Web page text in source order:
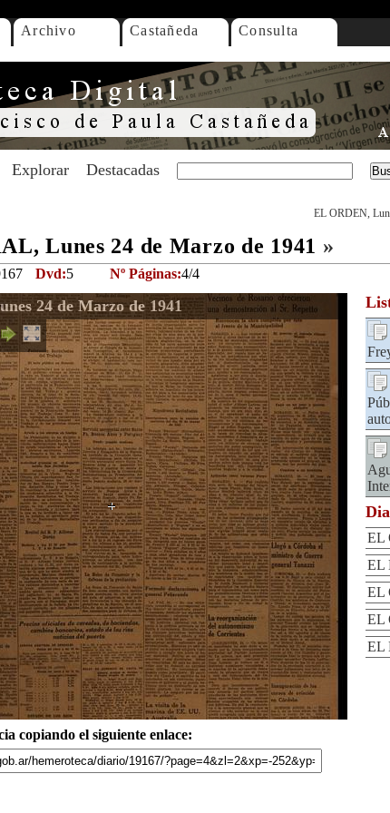
Archivo Castañeda Consulta
Explorar Destacadas
EL ORDEN,
Lunes 24 de Marzo de 1941 »
Dvd:5 Nº Páginas:4/4
24 de Marzo de 1941
copiando el siguiente enlace:
EL
EL
EL
EL
EL